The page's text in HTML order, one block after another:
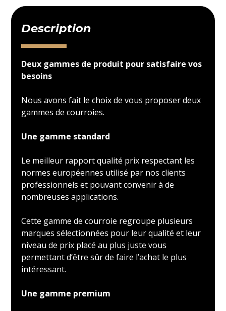
Description
Deux gammes de produit pour satisfaire vos
besoins
Nous avons fait le choix de vous proposer deux
gammes de courroies.
Une gamme standard
Le meilleur rapport qualité prix respectant les
normes européennes utilisé par nos clients
professionnels et pouvant convenir à de
nombreuses applications.
Cette gamme de courroie regroupe plusieurs
marques sélectionnées pour leur qualité et leur
niveau de prix placé au plus juste vous
permettant d’être sûr de faire l’achat le plus
intéressant.
Une gamme premium